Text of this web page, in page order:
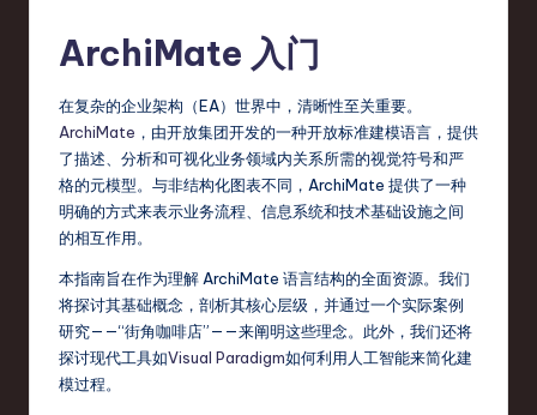
fi
d
C
hi
ArchiMate 入门
在复杂的企业架构（EA）世界中，清晰性至关重要。
ArchiMate ，由开放集团开发的一种开放标准建模语言，提供
了描述、分析和可视化业务领域内关系所需的视觉符号和严
格的元模型。与非结构化图表不同，ArchiMate 提供了一种
明确的方式来表示业务流程、信息系统和技术基础设施之间
的相互作用。
本指南旨在作为理解 ArchiMate 语言结构的全面资源。我们
将探讨其基础概念，剖析其核心层级，并通过一个实际案例
研究——“街角咖啡店”——来阐明这些理念。此外，我们还将
探讨现代工具如Visual Paradigm如何利用人工智能来简化建
模过程。